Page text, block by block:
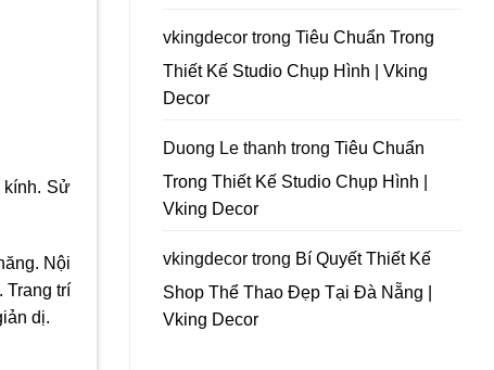
kính. Sử
Nội
Trang trí
dị.
vkingdecor trong Tiêu Chuẩn Trong
Thiết Kế Studio Chụp Hình | Vking
Decor
Duong Le thanh trong Tiêu Chuẩn
Trong Thiết Kế Studio Chụp Hình |
Vking Decor
vkingdecor trong Bí Quyết Thiết Kế
Shop Thể Thao Đẹp Tại Đà Nẵng |
Vking Decor